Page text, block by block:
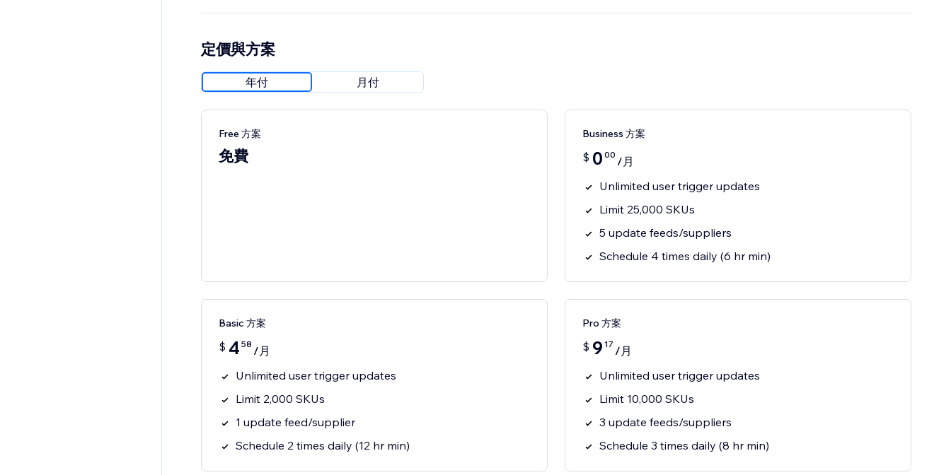
定價與方案
年付 月付
Free 方案
免費
Business 方案
$ 0 00 /月
Unlimited user trigger updates
Limit 25,000 SKUs
5 update feeds/suppliers
Schedule 4 times daily (6 hr min)
Basic 方案
$ 4 58 /月
Unlimited user trigger updates
Limit 2,000 SKUs
1 update feed/supplier
Schedule 2 times daily (12 hr min)
Pro 方案
$ 9 17 /月
Unlimited user trigger updates
Limit 10,000 SKUs
3 update feeds/suppliers
Schedule 3 times daily (8 hr min)